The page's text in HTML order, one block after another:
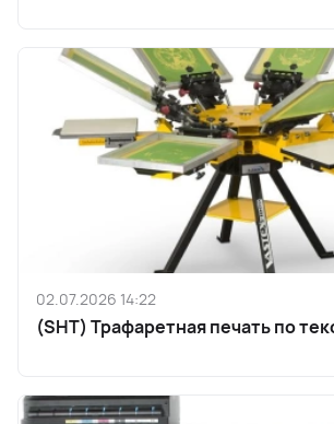
02.07.2026 14:22
(SHT) Трафаретная печать по